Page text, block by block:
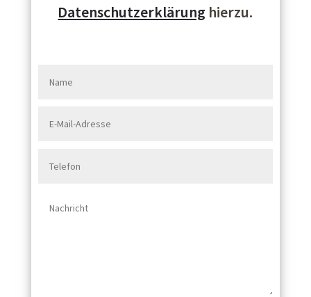
Datenschutzerklärung hierzu.